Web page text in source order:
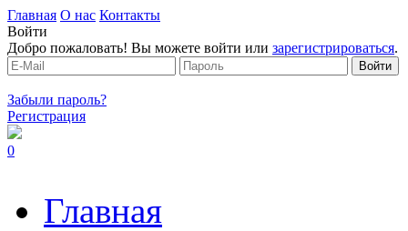
Главная О нас Контакты
Войти
Добро пожаловать! Вы можете войти или зарегистрироваться.
Забыли пароль?
Регистрация
0
Главная